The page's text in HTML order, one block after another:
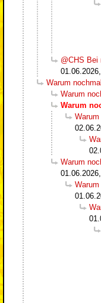
@CHS Bei
Warum
Warum
Warum
Warum